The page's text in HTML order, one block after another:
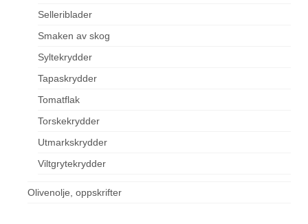
Selleriblader
Smaken av skog
Syltekrydder
Tapaskrydder
Tomatflak
Torskekrydder
Utmarkskrydder
Viltgrytekrydder
Olivenolje, oppskrifter